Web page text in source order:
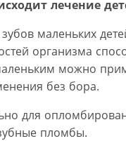
лечение
маленьких
организма
можно
без бора.
для
пломбы.